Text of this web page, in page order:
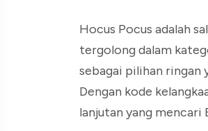
Hocus Pocus adalah
tergolong dalam
sebagai pilihan ringan
Dengan kode
lanjutan yang mencari